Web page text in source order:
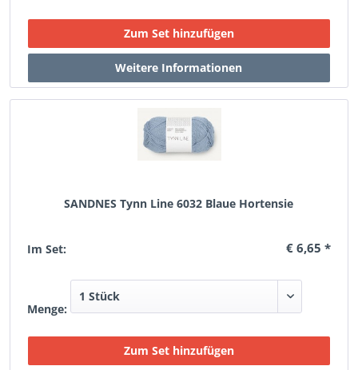
SANDNES Tynn Line 6032 Blaue Hortensie
Im Set: € 6,65 *
Menge: